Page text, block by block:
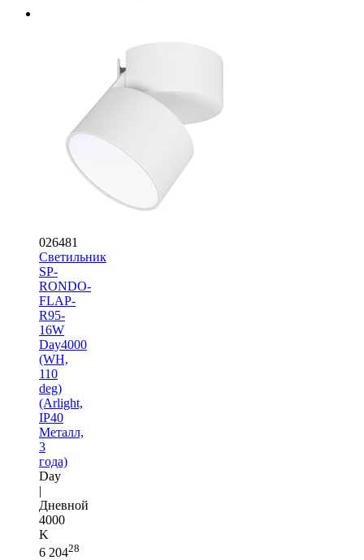
026481
Светильник
SP-
RONDO-
FLAP-
R95-
16W
Day4000
(WH,
110
deg)
(Arlight,
IP40
Металл,
3
года)
Day
|
Дневной
4000
K
6 20428